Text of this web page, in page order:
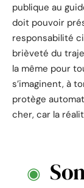
publique au
doit pouvoir
responsabilité
brièveté du
la même pour
s’imaginent, à
protège
cher, car la